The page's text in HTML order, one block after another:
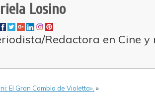
Losino
Redactora en Cine y
El Gran Cambio de Violetta». »